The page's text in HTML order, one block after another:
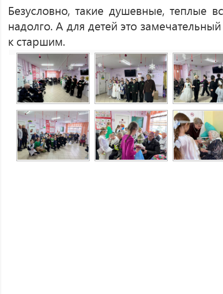
Безусловно, такие душевные, теплые
надолго. А для детей это
к старшим.